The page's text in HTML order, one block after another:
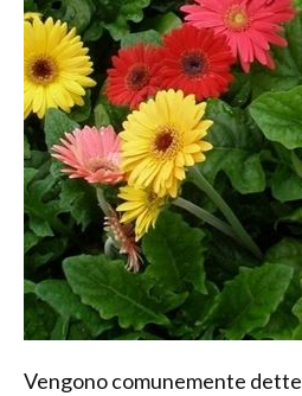
Vengono comunemente dette